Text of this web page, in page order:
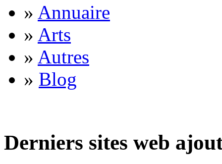
» Annuaire
» Arts
» Autres
» Blog
Derniers sites web